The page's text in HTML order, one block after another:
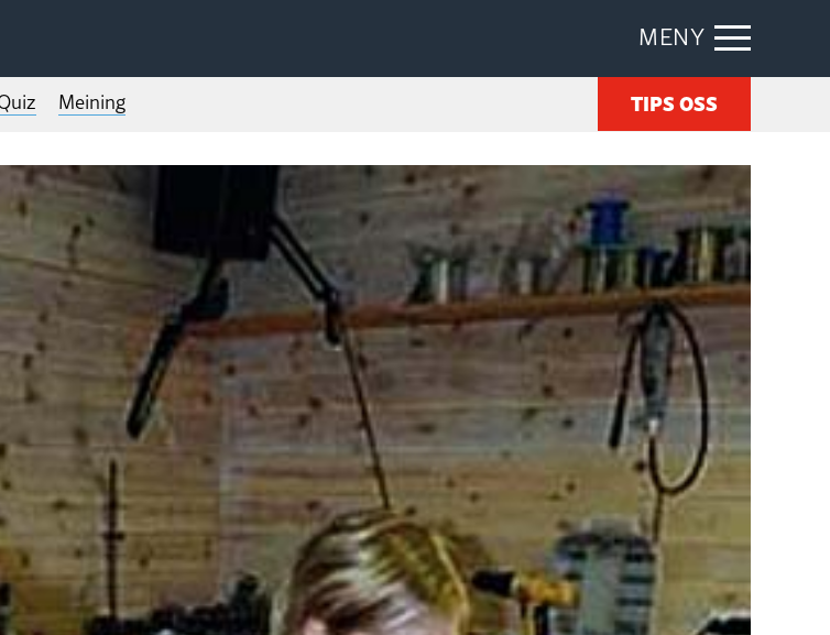
MENY
Meining TIPS OSS